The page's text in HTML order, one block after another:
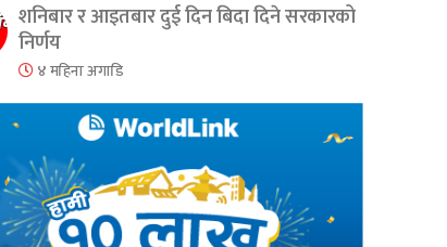
शनिबार र आइतबार दुई दिन बिदा दिने सरकारको
निर्णय
४ महिना अगाडि